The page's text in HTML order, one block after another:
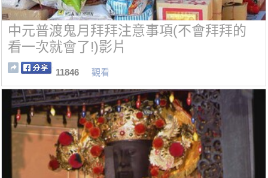
中元普渡鬼月拜拜注意事項(不會拜拜的
看一次就會了!)影片
11846 觀看